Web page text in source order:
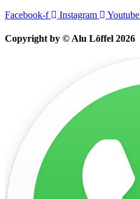
Facebook-f
Instagram Youtube
Copyright by © Alu Löffel 2026